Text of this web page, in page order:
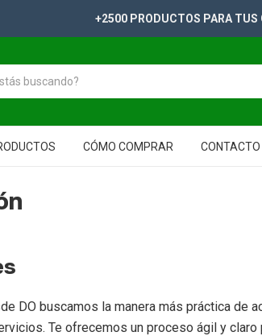
+2500 PRODUCTOS PARA TUS
CÓMO COMPRAR CONTACTO
DO buscamos la manera más práctica de
Te ofrecemos un proceso ágil y claro